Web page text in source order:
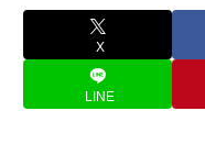
X
LINE